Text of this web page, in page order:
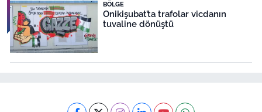
BÖLGE
Onikişubat’ta trafolar vicdanın
tuvaline dönüştü